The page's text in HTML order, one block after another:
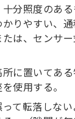
分照度のある
りやすい、
は、センサ
に置いてあ
使用する。
て転落しな